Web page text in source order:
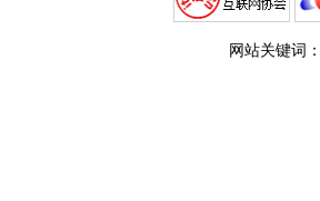
网站关键词：